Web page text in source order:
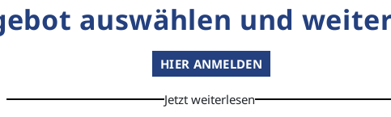
auswählen und
HIER ANMELDEN
Jetzt weiterlesen